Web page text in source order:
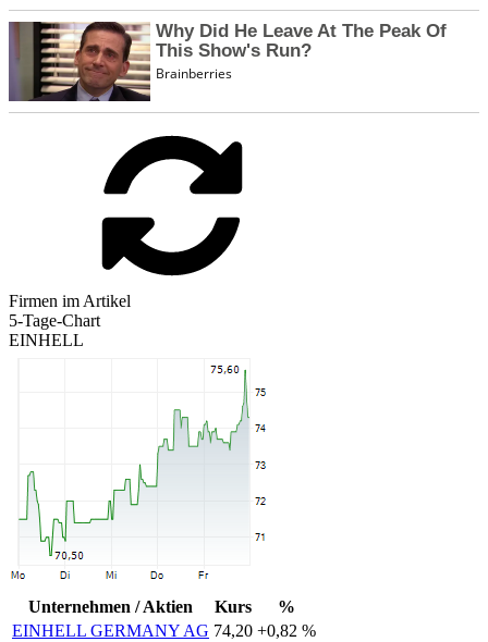
Firmen im Artikel
5-Tage-Chart
EINHELL
Unternehmen / Aktien Kurs
%
EINHELL GERMANY AG 74,20 +0,82 %